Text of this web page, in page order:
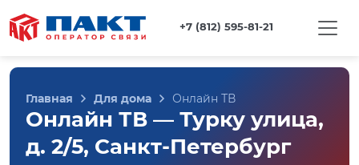
+7 (812) 595-81-21
Главная Для дома Онлайн ТВ
Онлайн ТВ — Турку улица,
д. 2/5, Санкт-Петербург